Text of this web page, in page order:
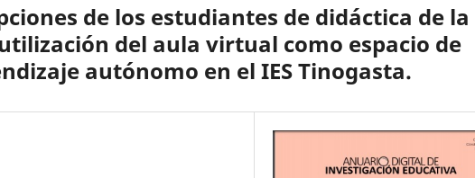
de los estudiantes de didáctica de la
del aula virtual como espacio de
autónomo en el IES Tinogasta.